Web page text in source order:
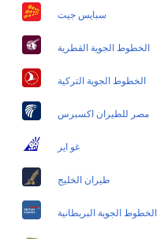
سبايس جيت
الخطوط الجوية القطرية
الخطوط الجوية التركية
مصر للطيران اكسبرس
غو اير
طيران الخليج
الخطوط الجوية البريطانية